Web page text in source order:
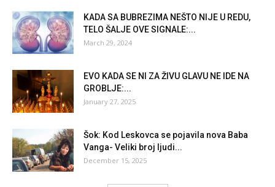
KADA SA BUBREZIMA NEŠTO NIJE U REDU,
TELO ŠALJE OVE SIGNALE:...
March 29, 2024
EVO KADA SE NI ZA ŽIVU GLAVU NE IDE NA
GROBLJE:...
January 27, 2025
Šok: Kod Leskovca se pojavila nova Baba
Vanga- Veliki broj ljudi...
December 15, 2025